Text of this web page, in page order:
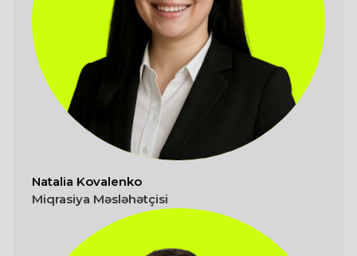
Natalia Kovalenko
Miqrasiya Məsləhətçisi